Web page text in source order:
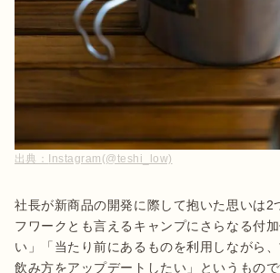
出典： Instagram(@teshi_low)
社長が新商品の開発に際して抱いた思いは2
フワークとも言えるキャンプにさらなる付
い」「当たり前にあるものを利用しながら
飲み方をアップデートしたい」というもの